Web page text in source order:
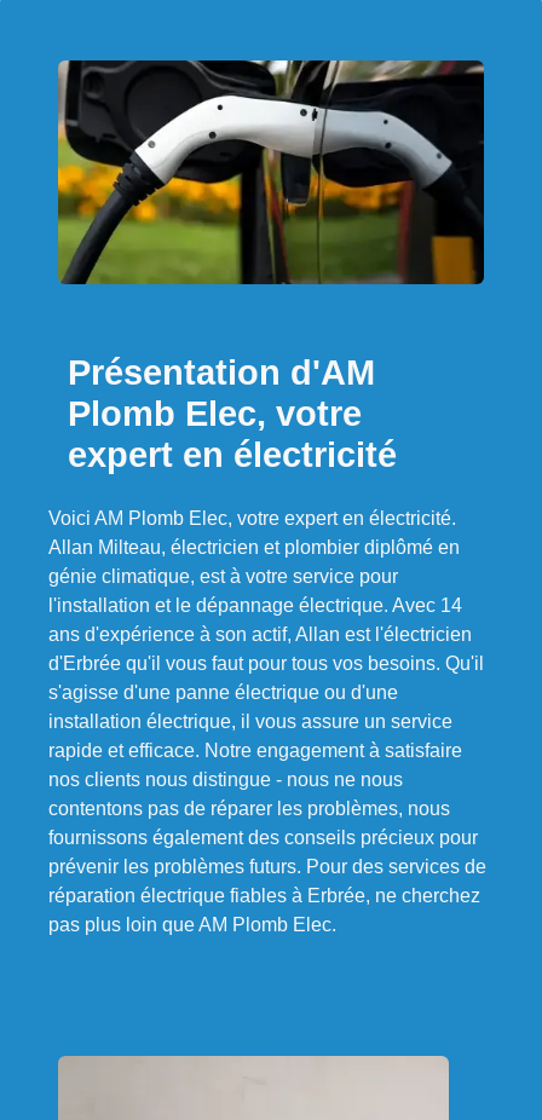
Présentation d'AM
Plomb Elec, votre
expert en électricité
Voici AM Plomb Elec, votre expert en électricité.
Allan Milteau, électricien et plombier diplômé en
génie climatique, est à votre service pour
l'installation et le dépannage électrique. Avec 14
ans d'expérience à son actif, Allan est l'électricien
d'Erbrée qu'il vous faut pour tous vos besoins. Qu'il
s'agisse d'une panne électrique ou d'une
installation électrique, il vous assure un service
rapide et efficace. Notre engagement à satisfaire
nos clients nous distingue - nous ne nous
contentons pas de réparer les problèmes, nous
fournissons également des conseils précieux pour
prévenir les problèmes futurs. Pour des services de
réparation électrique fiables à Erbrée, ne cherchez
pas plus loin que AM Plomb Elec.